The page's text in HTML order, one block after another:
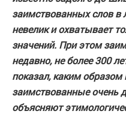
заимствованных слов в
невелик и охватывает
значений. При этом
недавно, не более 300
показал, каким
заимствованные очень
объясняют